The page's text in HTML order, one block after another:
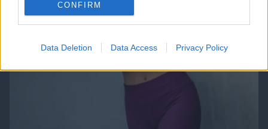
CONFIRM
Data Deletion Data Access Privacy Policy